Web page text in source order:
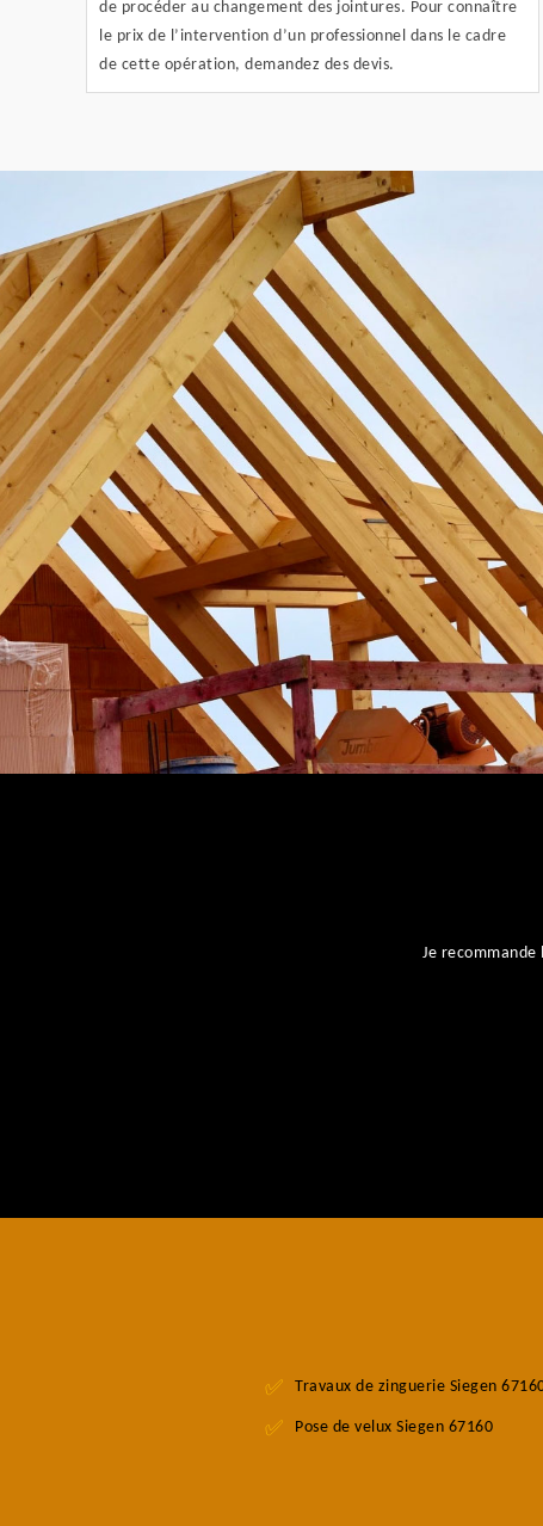
de procéder au changement des jointures. Pour connaître
le prix de l’intervention d’un professionnel dans le cadre
de cette opération, demandez des devis.
Je
Travaux de zinguerie Siegen
Pose de velux Siegen 67160